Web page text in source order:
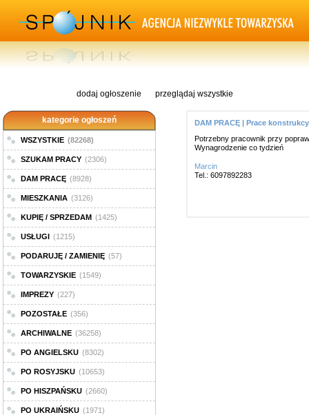
dodaj ogłoszenie przeglądaj wszystkie
kategorie ogłoszeń
WSZYSTKIE (82268)
SZUKAM PRACY (2306)
DAM PRACĘ (8928)
MIESZKANIA (3126)
KUPIĘ / SPRZEDAM (1425)
USŁUGI (1215)
PODARUJĘ / ZAMIENIĘ (57)
TOWARZYSKIE (1549)
IMPREZY (227)
POZOSTAŁE (356)
ARCHIWALNE (36258)
PO ANGIELSKU (8302)
PO ROSYJSKU (10653)
PO HISZPAŃSKU (2660)
PO UKRAIŃSKU (1971)
DAM PRACĘ | Prace
Potrzebny pracownik przy
Wynagrodzenie co tydzień
Marcin
Tel.: 6097892283